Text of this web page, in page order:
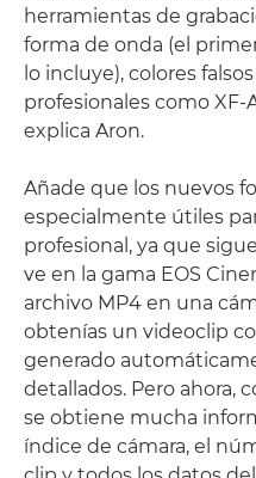
herramientas de
forma de onda (el
lo incluye), colores
profesionales como XF-
explica Aron.
Añade que los nuevos
especialmente útiles
profesional, ya que
ve en la gama EOS
archivo MP4 en una
obtenías un videoclip
generado
detallados. Pero ahora,
se obtiene mucha
índice de cámara, el